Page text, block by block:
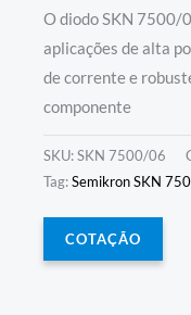
O diodo SKN 7500/
aplicações de alta
de corrente e
componente
SKU:SKN 7500/06
Tag:Semikron SKN
COTAÇÃO